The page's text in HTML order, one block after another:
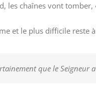
les chaînes vont tomber,
et le plus difficile reste
que le Seigneur